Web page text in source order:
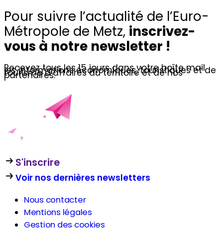
Pour suivre l’actualité de l’Euro-
Métropole de Metz, inscrivez-
vous à notre newsletter !
Recevez tous les 15 jours dans votre boîte mail
les informations économiques, touristiques et de
tourisme d’affaires du territoire et de nos
partenaires.
S'inscrire
Voir nos dernières newsletters
Nous contacter
Mentions légales
Gestion des cookies